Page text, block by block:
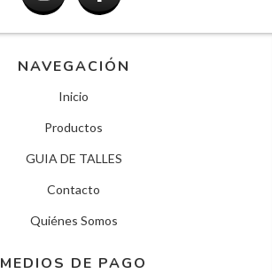
NAVEGACIÓN
Inicio
Productos
GUIA DE TALLES
Contacto
Quiénes Somos
MEDIOS DE PAGO